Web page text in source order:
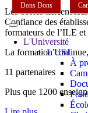
Dons Dons
L'Université
L'USJ
À
Les écoles lancent
Confiance des
formateurs de l’ILE et
La formation
11 partenaires
Plus que 1200